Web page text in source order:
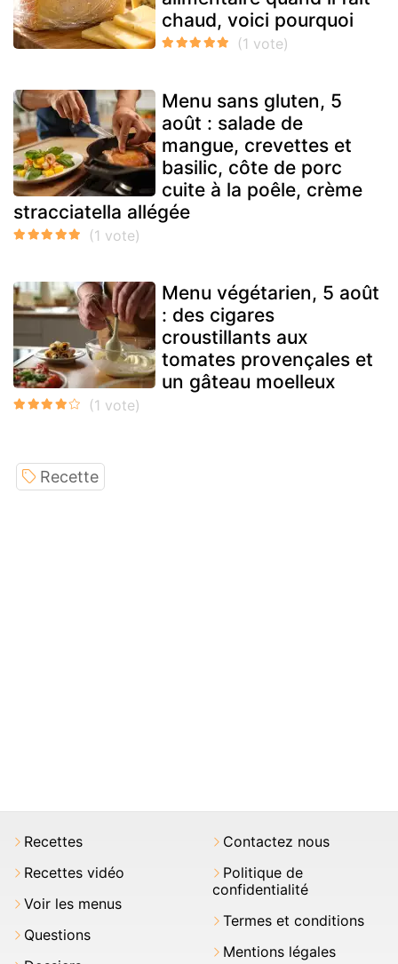
chaud, voici pourquoi
Menu sans gluten, 5
août : salade de
mangue, crevettes et
basilic, côte de porc
cuite à la poêle, crème
stracciatella allégée
Menu végétarien, 5 août
: des cigares
croustillants aux
tomates provençales et
un gâteau moelleux
Recette
Recettes
Recettes vidéo
Voir les menus
Questions
Contactez nous
Politique de
confidentialité
Termes et conditions
Mentions légales